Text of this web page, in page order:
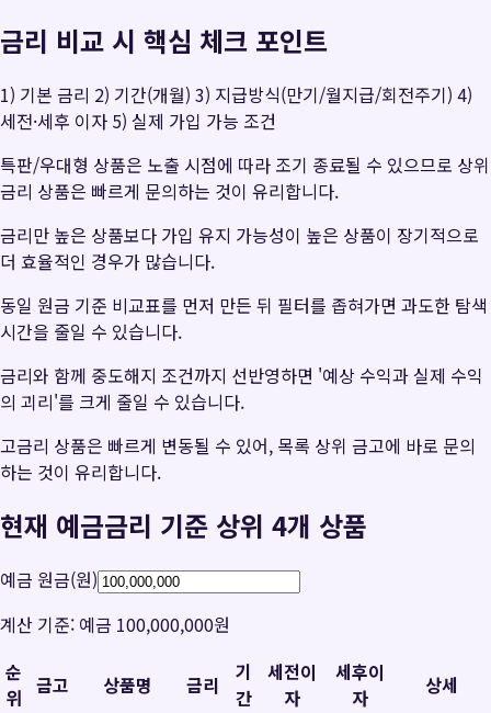
금리 비교 시 핵심 체크 포인트
1) 기본 금리 2) 기간(개월) 3) 지급방식(만기/월지급/회전주기) 4)
세전·세후 이자 5) 실제 가입 가능 조건
특판/우대형 상품은 노출 시점에 따라 조기 종료될 수 있으므로 상위
금리 상품은 빠르게 문의하는 것이 유리합니다.
금리만 높은 상품보다 가입 유지 가능성이 높은 상품이 장기적으로
더 효율적인 경우가 많습니다.
동일 원금 기준 비교표를 먼저 만든 뒤 필터를 좁혀가면 과도한 탐색
시간을 줄일 수 있습니다.
금리와 함께 중도해지 조건까지 선반영하면 '예상 수익과 실제 수익
의 괴리'를 크게 줄일 수 있습니다.
고금리 상품은 빠르게 변동될 수 있어, 목록 상위 금고에 바로 문의
하는 것이 유리합니다.
현재 예금금리 기준 상위 4개 상품
예금 원금(원)
계산 기준: 예금 100,000,000원
순
위 금고 상품명 금리
기
간
세전이
자
세후이
자
상세